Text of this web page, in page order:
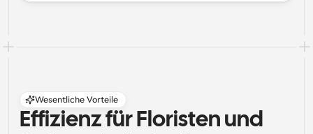
Wesentliche Vorteile
Effizienz für Floristen und